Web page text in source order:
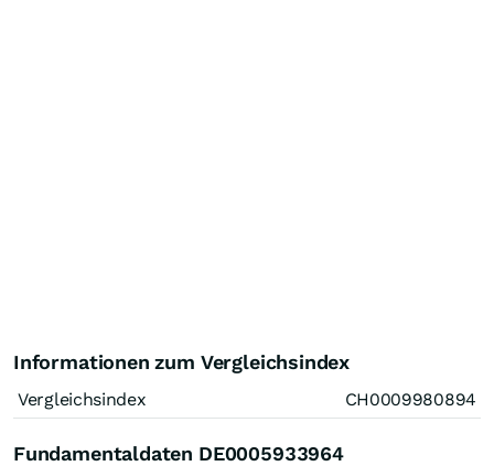
Informationen zum Vergleichsindex
Vergleichsindex CH0009980894
Fundamentaldaten DE0005933964